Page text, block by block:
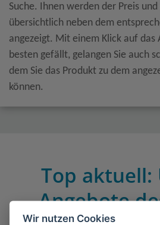
Suche. Ihnen werden der Preis
übersichtlich neben dem
angezeigt. Mit einem Klick auf das
besten gefällt, gelangen Sie auch
dem Sie das Produkt zu dem
können.
Top aktuell:
Angebote
Wir nutzen Cookies